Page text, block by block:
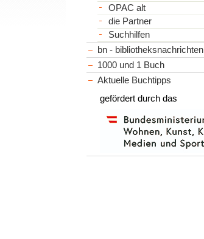
OPAC alt
die Partner
Suchhilfen
bn - bibliotheksnachrichten
1000 und 1 Buch
Aktuelle Buchtipps
gefördert durch das